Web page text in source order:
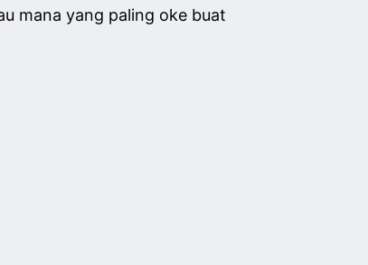
mana yang paling oke buat